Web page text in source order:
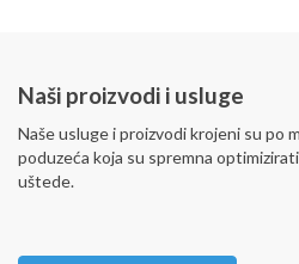
Naši proizvodi i usluge
Naše usluge i proizvodi krojeni su po
poduzeća koja su spremna
uštede.